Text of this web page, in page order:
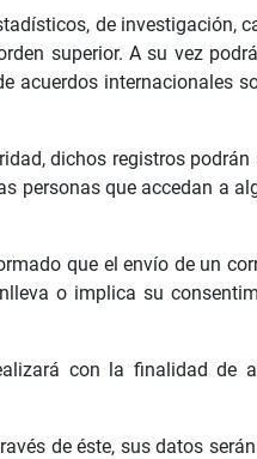
de investigación,
superior. A su vez
acuerdos internacionales
dichos registros
personas que accedan a
que el envío de un
o implica su
con la finalidad de
de éste, sus datos